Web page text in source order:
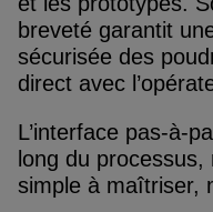
breveté garantit
sécurisée des
direct avec
L’interface pas-à-
long du processus,
simple à maîtriser,